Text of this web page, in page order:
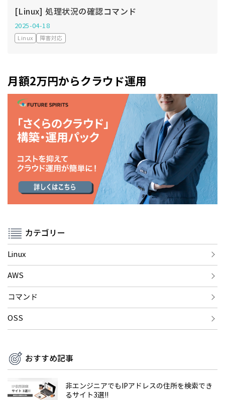
[Linux] 処理状況の確認コマンド
2025-04-18
Linux 障害対応
月額2万円からクラウド運用
カテゴリー
Linux
AWS
コマンド
OSS
おすすめ記事
非エンジニアでもIPアドレスの住所を検索でき
るサイト3選!!